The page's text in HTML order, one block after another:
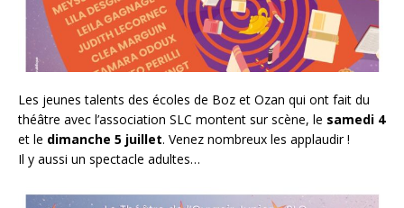
Les jeunes talents des écoles de Boz et Ozan qui ont fait du
théâtre avec l’association SLC montent sur scène, le samedi 4
et le dimanche 5 juillet. Venez nombreux les applaudir !
Il y aussi un spectacle adultes…